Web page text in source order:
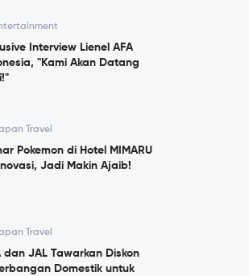
Interview Lienel AFA
"Kami Akan Datang
Travel
Pokemon di Hotel MIMARU
Jadi Makin Ajaib!
Travel
dan JAL Tawarkan Diskon
Domestik untuk